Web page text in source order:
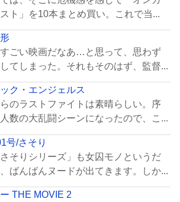
ト」を10本まとめ買い。これで当...
ごい映画だなあ…と思って、思わず
てしまった。それもそのはず、監督...
ク・エンジェルス
のラストファイトは素晴らしい。序
数の大乱闘シーンになったので、こ...
号/さそり
そりシリーズ」も女囚モノというだ
ばんばんヌードが出てきます。しか...
THE MOVIE 2